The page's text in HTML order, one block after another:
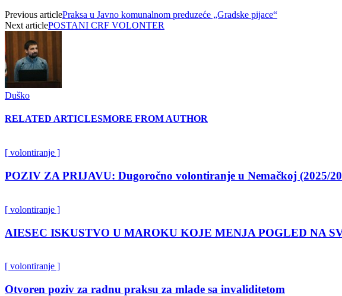
Previous articlePraksa u Javno komunalnom preduzeće „Gradske pijace“
Next articlePOSTANI CRF VOLONTER
Duško
RELATED ARTICLESMORE FROM AUTHOR
[ volontiranje ]
POZIV ZA PRIJAVU: Dugoročno volontiranje u Nemačkoj (2025/
[ volontiranje ]
AIESEC ISKUSTVO U MAROKU KOJE MENJA POGLED NA
[ volontiranje ]
Otvoren poziv za radnu praksu za mlade sa invaliditetom